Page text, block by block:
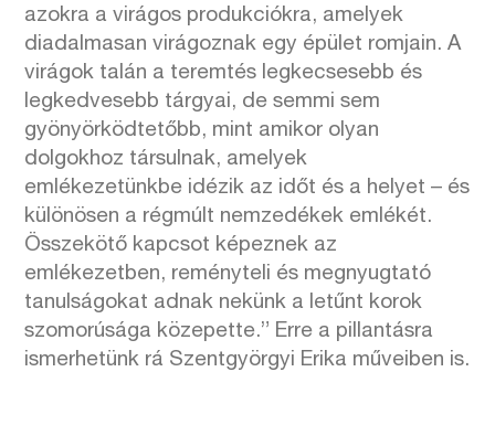
azokra a virágos produkciókra, amelyek
diadalmasan virágoznak egy épület romjain. A
virágok talán a teremtés legkecsesebb és
legkedvesebb tárgyai, de semmi sem
gyönyörködtetőbb, mint amikor olyan
dolgokhoz társulnak, amelyek
emlékezetünkbe idézik az időt és a helyet – és
különösen a régmúlt nemzedékek emlékét.
Összekötő kapcsot képeznek az
emlékezetben, reményteli és megnyugtató
tanulságokat adnak nekünk a letűnt korok
szomorúsága közepette.” Erre a pillantásra
ismerhetünk rá Szentgyörgyi Erika műveiben is.